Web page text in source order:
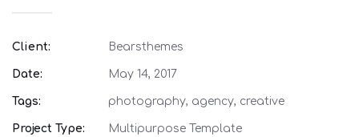
Client: Bearsthemes
Date: May 14, 2017
Tags: photography, agency, creative
Project Type: Multipurpose Template